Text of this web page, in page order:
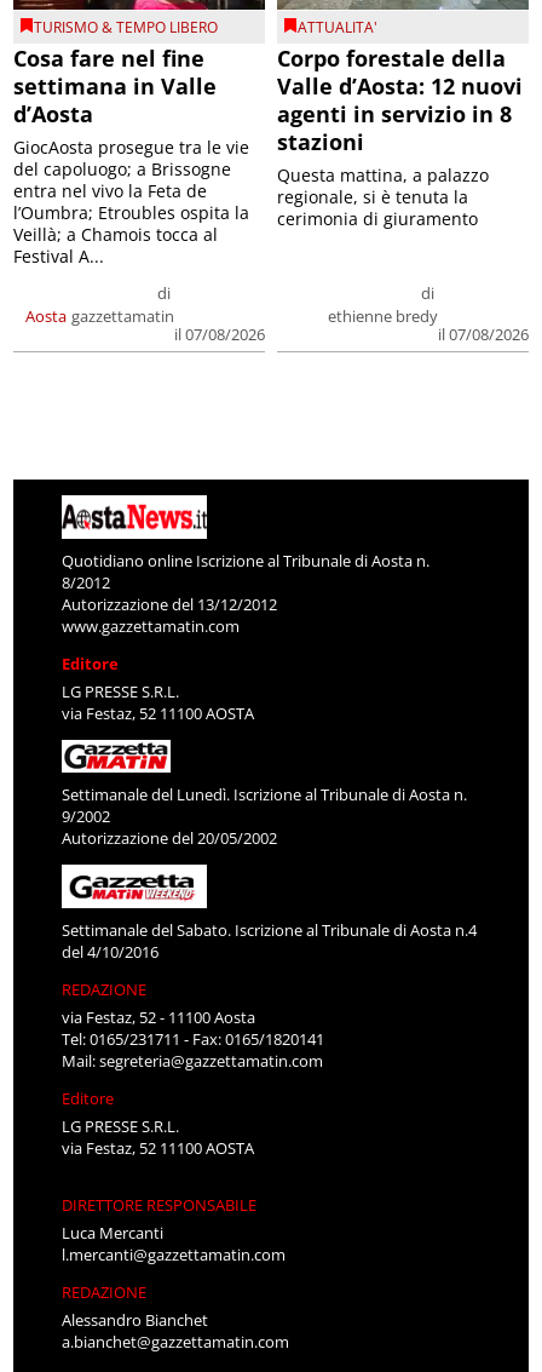
TURISMO & TEMPO LIBERO
Cosa fare nel fine
settimana in Valle
d’Aosta
Aosta
di
gazzettamatin
il 07/08/2026
GiocAosta prosegue tra le vie
del capoluogo; a Brissogne
entra nel vivo la Feta de
l’Oumbra; Etroubles ospita la
Veillà; a Chamois tocca al
Festival A...
ATTUALITA'
Corpo forestale della
Valle d’Aosta: 12 nuovi
agenti in servizio in 8
stazioni
di
ethienne bredy
il 07/08/2026
Questa mattina, a palazzo
regionale, si è tenuta la
cerimonia di giuramento
Quotidiano online Iscrizione al Tribunale di Aosta n.
8/2012
Autorizzazione del 13/12/2012
www.gazzettamatin.com
Editore
LG PRESSE S.R.L.
via Festaz, 52 11100 AOSTA
Settimanale del Lunedì. Iscrizione al Tribunale di Aosta n.
9/2002
Autorizzazione del 20/05/2002
Settimanale del Sabato. Iscrizione al Tribunale di Aosta n.4
del 4/10/2016
REDAZIONE
via Festaz, 52 - 11100 Aosta
Tel: 0165/231711 - Fax: 0165/1820141
Mail:segreteria@gazzettamatin.com
Editore
LG PRESSE S.R.L.
via Festaz, 52 11100 AOSTA
DIRETTORE RESPONSABILE
Luca Mercanti
l.mercanti@gazzettamatin.com
REDAZIONE
Alessandro Bianchet
a.bianchet@gazzettamatin.com